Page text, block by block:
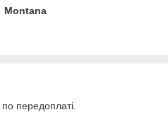
Montana
передоплаті.